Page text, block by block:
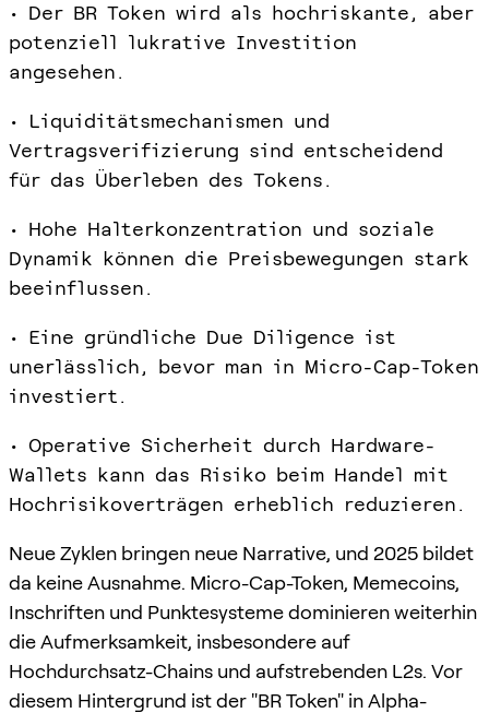
• Der BR Token wird als hochriskante, aber
potenziell lukrative Investition
angesehen.
• Liquiditätsmechanismen und
Vertragsverifizierung sind entscheidend
für das Überleben des Tokens.
• Hohe Halterkonzentration und soziale
Dynamik können die Preisbewegungen stark
beeinflussen.
• Eine gründliche Due Diligence ist
unerlässlich, bevor man in Micro-Cap-Token
investiert.
• Operative Sicherheit durch Hardware-
Wallets kann das Risiko beim Handel mit
Hochrisikoverträgen erheblich reduzieren.
Neue Zyklen bringen neue Narrative, und 2025 bildet
da keine Ausnahme. Micro-Cap-Token, Memecoins,
Inschriften und Punktesysteme dominieren weiterhin
die Aufmerksamkeit, insbesondere auf
Hochdurchsatz-Chains und aufstrebenden L2s. Vor
diesem Hintergrund ist der "BR Token" in Alpha-